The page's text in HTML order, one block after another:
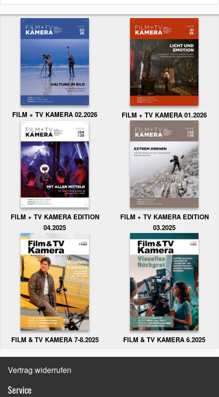
FILM + TV KAMERA 02.2026 FILM + TV KAMERA 01.2026
FILM + TV KAMERA EDITION
04.2025
FILM + TV KAMERA EDITION
03.2025
FILM & TV KAMERA 7-8.2025 FILM & TV KAMERA 6.2025
Vertrag widerrufen
Service